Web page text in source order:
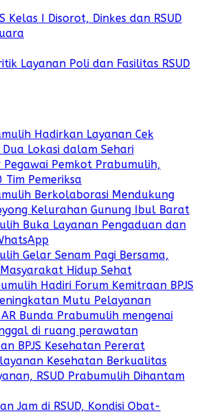
Kelas I Disorot, Dinkes dan RSUD
Layanan Poli dan Fasilitas RSUD
Hadirkan Layanan Cek
Lokasi dalam Sehari
Pegawai Pemkot Prabumulih,
Tim Pemeriksa
Berkolaborasi Mendukung
Kelurahan Gunung Ibul Barat
Buka Layanan Pengaduan dan
Gelar Senam Pagi Bersama,
Hidup Sehat
Hadiri Forum Kemitraan BPJS
Mutu Pelayanan
AR Bunda Prabumulih mengenai
di ruang perawatan
BPJS Kesehatan Pererat
Kesehatan Berkualitas
RSUD Prabumulih Dihantam
Jam di RSUD, Kondisi Obat-